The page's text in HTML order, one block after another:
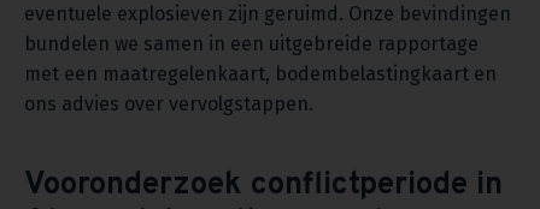
eventuele explosieven zijn geruimd. Onze bevindingen
bundelen we samen in een uitgebreide rapportage
met een maatregelenkaart, bodembelastingkaart en
ons advies over vervolgstappen.
Vooronderzoek conflictperiode in